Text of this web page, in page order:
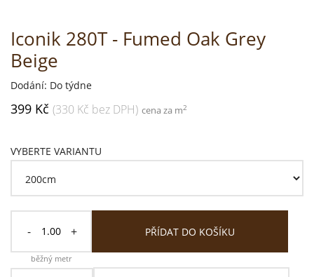
Iconik 280T - Fumed Oak Grey
Beige
Dodání: Do týdne
399 Kč (330 Kč bez DPH) cena za m2
VYBERTE VARIANTU
- +
běžný metr
PŘÍDAT DO KOŠÍKU